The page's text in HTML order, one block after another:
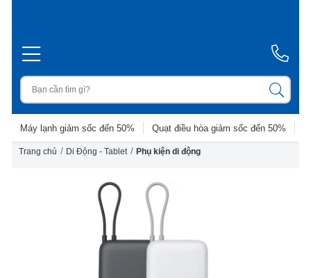
Máy lạnh giảm sốc đến 50% Quạt điều hòa giảm sốc đến 50%
Trang chủ / Di Động - Tablet / Phụ kiện di động